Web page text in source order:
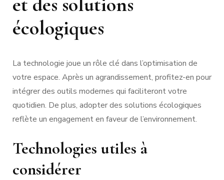
écologiques
La technologie joue un rôle clé dans l’optimisation de
votre espace. Après un agrandissement, profitez-en pour
intégrer des outils modernes qui faciliteront votre
quotidien. De plus, adopter des solutions écologiques
reflète un engagement en faveur de l’environnement.
Technologies utiles à
considérer